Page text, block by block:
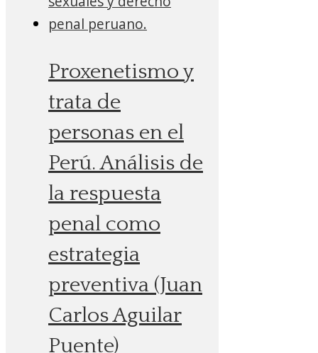
Proxenetismo y
trata de
personas en el
Perú. Análisis de
la respuesta
penal como
estrategia
preventiva (Juan
Carlos Aguilar
Puente)